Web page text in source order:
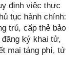
định việc thực
tục hành chính:
trú, cấp thẻ bảo
ký khai tử,
mai táng phí, tử